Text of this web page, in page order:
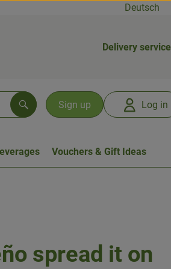
Deutsch
Delivery service
Sign up Log in
Search
Vouchers & Gift Ideas
spread it on